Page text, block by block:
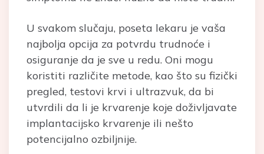
U svakom slučaju, poseta lekaru je vaša
najbolja opcija za potvrdu trudnoće i
osiguranje da je sve u redu. Oni mogu
koristiti različite metode, kao što su fizički
pregled, testovi krvi i ultrazvuk, da bi
utvrdili da li je krvarenje koje doživljavate
implantacijsko krvarenje ili nešto
potencijalno ozbiljnije.